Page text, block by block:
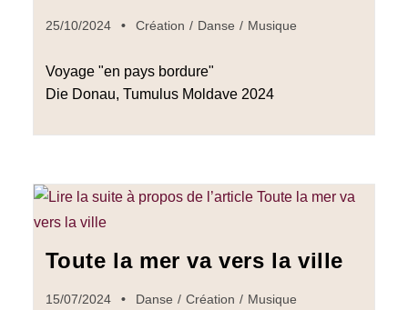
25/10/2024 Création / Danse / Musique
Voyage "en pays bordure"
Die Donau, Tumulus Moldave 2024
Toute la mer va vers la ville
15/07/2024 Danse / Création / Musique